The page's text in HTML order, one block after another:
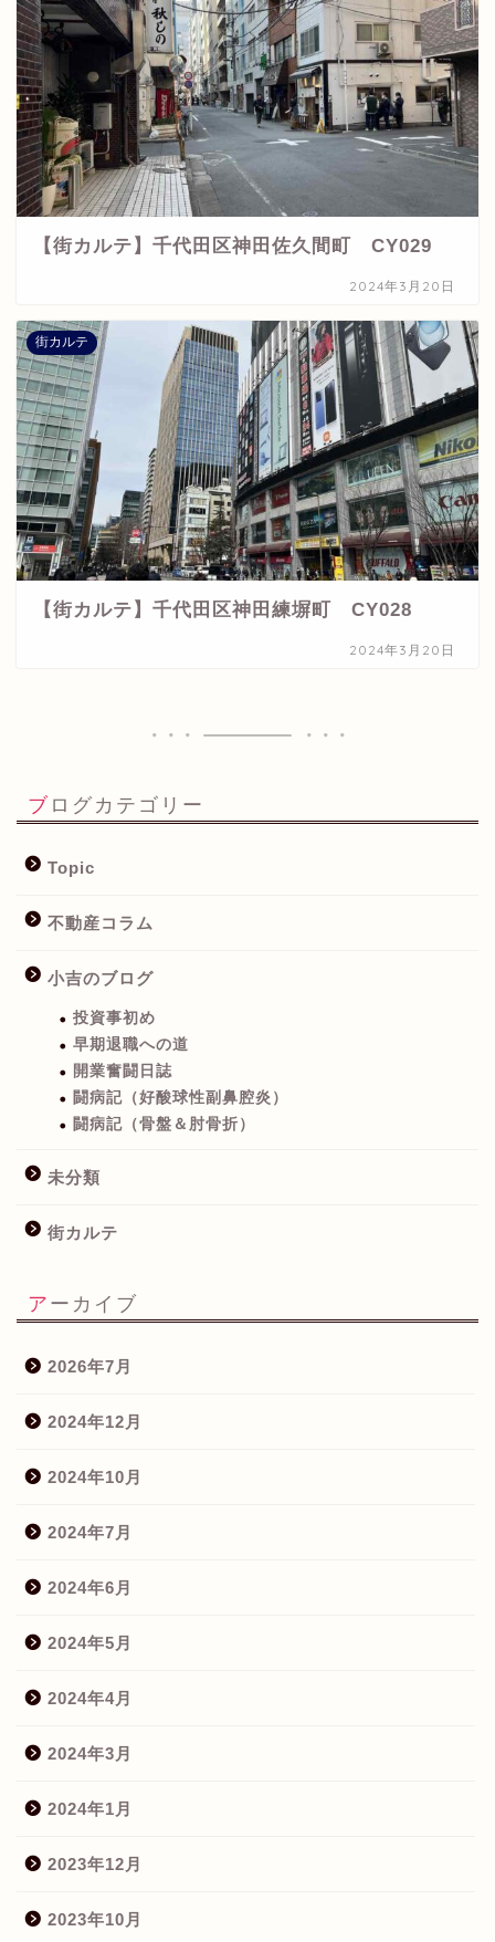
【街カルテ】千代田区神田佐久間町 CY029
2024年3月20日
街カルテ
【街カルテ】千代田区神田練塀町 CY028
2024年3月20日
ブログカテゴリー
Topic
不動産コラム
小吉のブログ
投資事初め
早期退職への道
開業奮闘日誌
闘病記（好酸球性副鼻腔炎）
闘病記（骨盤＆肘骨折）
未分類
街カルテ
アーカイブ
2026年7月
2024年12月
2024年10月
2024年7月
2024年6月
2024年5月
2024年4月
2024年3月
2024年1月
2023年12月
2023年10月